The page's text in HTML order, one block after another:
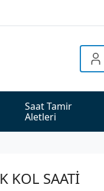
Saat Tamir
Aletleri
KOL SAATİ